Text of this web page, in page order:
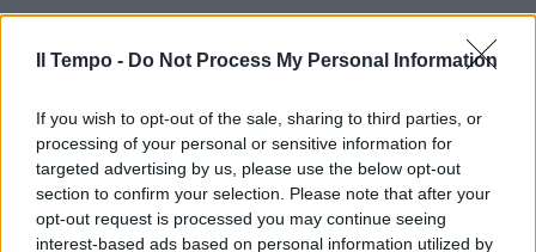
Il Tempo - Do Not Process My Personal Information
If you wish to opt-out of the sale, sharing to third parties, or
processing of your personal or sensitive information for
targeted advertising by us, please use the below opt-out
section to confirm your selection. Please note that after your
opt-out request is processed you may continue seeing
interest-based ads based on personal information utilized by